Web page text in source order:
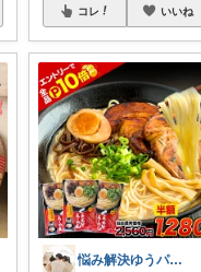
コレ いいね
悩み解決ゆうパパroom